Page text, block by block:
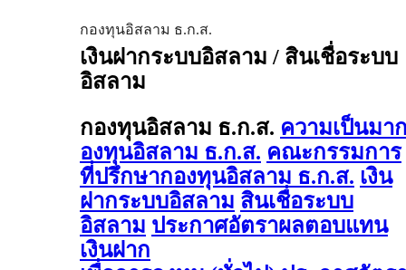
กองทุนอิสลาม ธ.ก.ส.
เงินฝากระบบอิสลาม / สินเชื่อระบบ
อิสลาม
กองทุนอิสลาม ธ.ก.ส. ความเป็นมา
องทุนอิสลาม ธ.ก.ส. คณะกรรมการ
ที่ปรึกษากองทุนอิสลาม ธ.ก.ส. เงิน
ฝากระบบอิสลาม สินเชื่อระบบ
อิสลาม ประกาศอัตราผลตอบแทน
เงินฝาก